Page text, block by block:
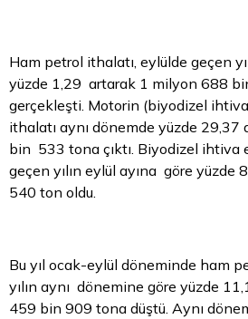
Ham petrol ithalatı, eylülde geçen
yüzde 1,29 artarak 1 milyon 688
gerçekleşti. Motorin (biyodizel
ithalatı aynı dönemde yüzde
bin 533 tona çıktı. Biyodizel ihtiva
geçen yılın eylül ayına göre yüzde
540 ton oldu.
Bu yıl ocak-eylül döneminde ham
yılın aynı dönemine göre yüzde
459 bin 909 tona düştü. Aynı